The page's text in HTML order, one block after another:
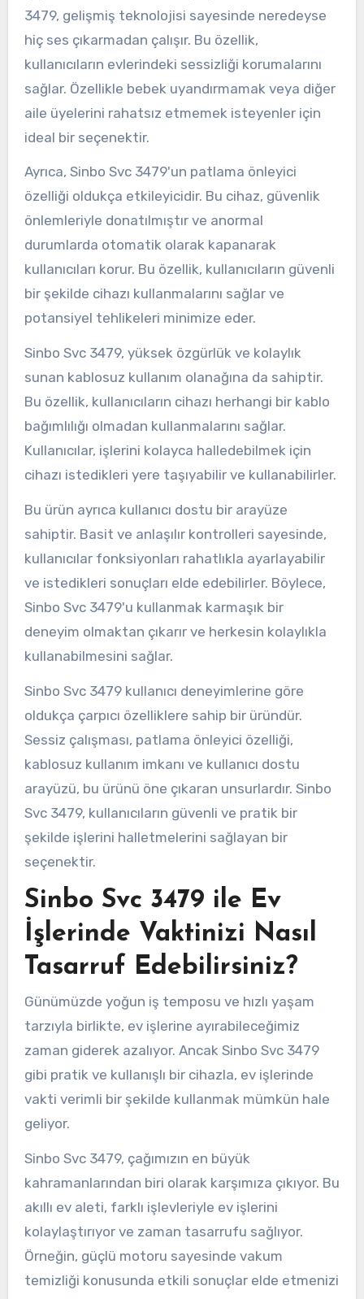
3479, gelişmiş teknolojisi sayesinde neredeyse
hiç ses çıkarmadan çalışır. Bu özellik,
kullanıcıların evlerindeki sessizliği korumalarını
sağlar. Özellikle bebek uyandırmamak veya diğer
aile üyelerini rahatsız etmemek isteyenler için
ideal bir seçenektir.
Ayrıca, Sinbo Svc 3479'un patlama önleyici
özelliği oldukça etkileyicidir. Bu cihaz, güvenlik
önlemleriyle donatılmıştır ve anormal
durumlarda otomatik olarak kapanarak
kullanıcıları korur. Bu özellik, kullanıcıların güvenli
bir şekilde cihazı kullanmalarını sağlar ve
potansiyel tehlikeleri minimize eder.
Sinbo Svc 3479, yüksek özgürlük ve kolaylık
sunan kablosuz kullanım olanağına da sahiptir.
Bu özellik, kullanıcıların cihazı herhangi bir kablo
bağımlılığı olmadan kullanmalarını sağlar.
Kullanıcılar, işlerini kolayca halledebilmek için
cihazı istedikleri yere taşıyabilir ve kullanabilirler.
Bu ürün ayrıca kullanıcı dostu bir arayüze
sahiptir. Basit ve anlaşılır kontrolleri sayesinde,
kullanıcılar fonksiyonları rahatlıkla ayarlayabilir
ve istedikleri sonuçları elde edebilirler. Böylece,
Sinbo Svc 3479'u kullanmak karmaşık bir
deneyim olmaktan çıkarır ve herkesin kolaylıkla
kullanabilmesini sağlar.
Sinbo Svc 3479 kullanıcı deneyimlerine göre
oldukça çarpıcı özelliklere sahip bir üründür.
Sessiz çalışması, patlama önleyici özelliği,
kablosuz kullanım imkanı ve kullanıcı dostu
arayüzü, bu ürünü öne çıkaran unsurlardır. Sinbo
Svc 3479, kullanıcıların güvenli ve pratik bir
şekilde işlerini halletmelerini sağlayan bir
seçenektir.
Sinbo Svc 3479 ile Ev
İşlerinde Vaktinizi Nasıl
Tasarruf Edebilirsiniz?
Günümüzde yoğun iş temposu ve hızlı yaşam
tarzıyla birlikte, ev işlerine ayırabileceğimiz
zaman giderek azalıyor. Ancak Sinbo Svc 3479
gibi pratik ve kullanışlı bir cihazla, ev işlerinde
vakti verimli bir şekilde kullanmak mümkün hale
geliyor.
Sinbo Svc 3479, çağımızın en büyük
kahramanlarından biri olarak karşımıza çıkıyor. Bu
akıllı ev aleti, farklı işlevleriyle ev işlerini
kolaylaştırıyor ve zaman tasarrufu sağlıyor.
Örneğin, güçlü motoru sayesinde vakum
temizliği konusunda etkili sonuçlar elde etmenizi